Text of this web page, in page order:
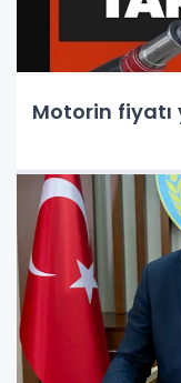
Motorin fiyatı